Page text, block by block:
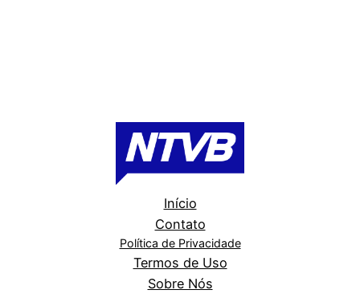
Início
Contato
Política de Privacidade
Termos de Uso
Sobre Nós